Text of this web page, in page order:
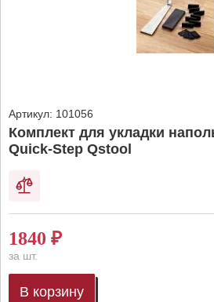
Артикул: 101056
Комплект для укладки
Quick-Step Qstool
1840 ₽
за шт.
В корзину